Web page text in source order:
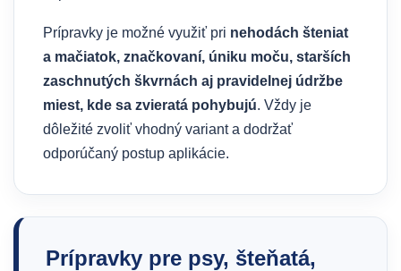
Prípravky je možné využiť pri nehodách šteniat
a mačiatok, značkovaní, úniku moču, starších
zaschnutých škvrnách aj pravidelnej údržbe
miest, kde sa zvieratá pohybujú. Vždy je
dôležité zvoliť vhodný variant a dodržať
odporúčaný postup aplikácie.
Prípravky pre psy, šteňatá,